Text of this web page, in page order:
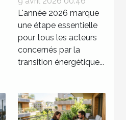
décret tertiaire
en 2026 ?
L'année 2026 marque
une étape essentielle
pour tous les acteurs
concernés par la
transition énergétique...